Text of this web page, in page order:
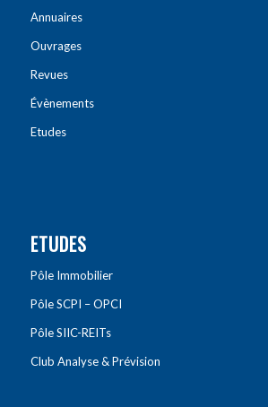
Annuaires
Ouvrages
Revues
Évènements
Etudes
ETUDES
Pôle Immobilier
Pôle SCPI – OPCI
Pôle SIIC-REITs
Club Analyse & Prévision